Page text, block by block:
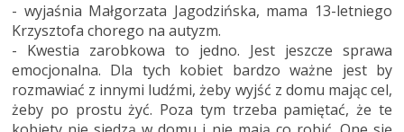
- wyjaśnia Małgorzata Jagodzińska, mama 13-letniego
Krzysztofa chorego na autyzm.
- Kwestia zarobkowa to jedno. Jest jeszcze sprawa
emocjonalna. Dla tych kobiet bardzo ważne jest by
rozmawiać z innymi ludźmi, żeby wyjść z domu mając cel,
żeby po prostu żyć. Poza tym trzeba pamiętać, że te